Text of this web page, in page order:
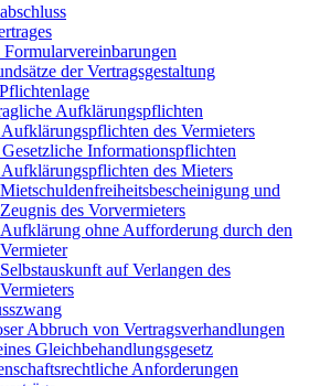
der Vertragsgestaltung
Aufklärungspflichten
des Vermieters
Informationspflichten
des Mieters
Mietschuldenfreiheitsbescheinigung und
Zeugnis des Vorvermieters
Aufklärung ohne Aufforderung durch den
Vermieter
Selbstauskunft auf Verlangen des
Vermieters
Abbruch von Vertragsverhandlungen
Gleichbehandlungsgesetz
Anforderungen